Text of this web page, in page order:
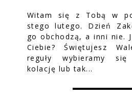
Witam się z Tobą w
stego lutego. Dzień
go obchodzą, a inni nie.
Ciebie? Świętujesz
reguły wybieramy
kolację lub tak...